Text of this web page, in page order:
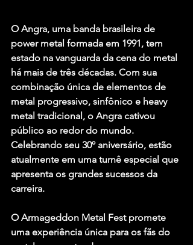
O Angra, uma banda brasileira de
power metal formada em 1991, tem
estado na vanguarda da cena do metal
há mais de três décadas. Com sua
combinação única de elementos de
metal progressivo, sinfônico e heavy
metal tradicional, o Angra cativou
público ao redor do mundo.
Celebrando seu 30º aniversário, estão
atualmente em uma turnê especial que
apresenta os grandes sucessos da
carreira.
O Armageddon Metal Fest promete
uma experiência única para os fãs do